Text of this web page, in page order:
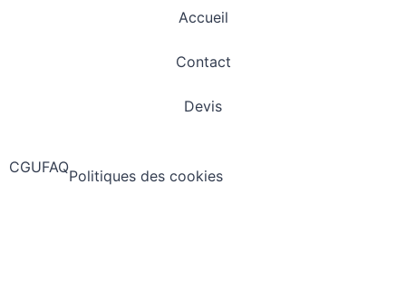
Accueil
Contact
Devis
CGUFAQPolitiques des cookies